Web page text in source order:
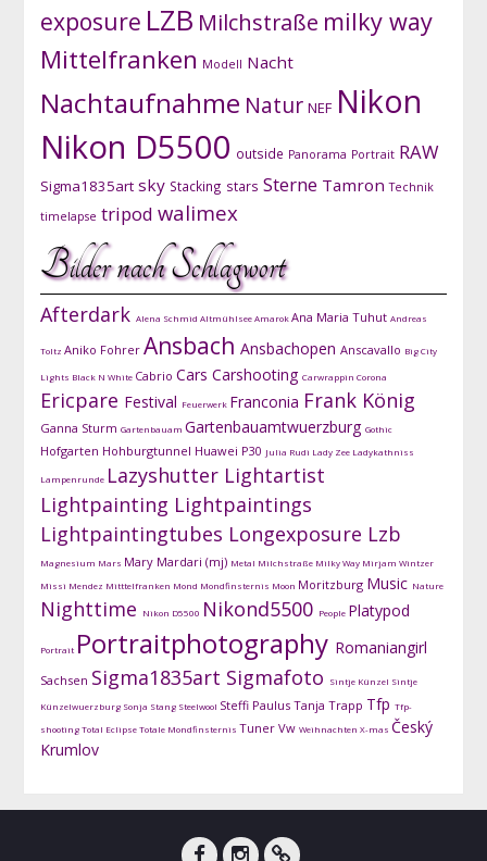
exposure LZB Milchstraße milky way
Mittelfranken Modell Nacht
Nachtaufnahme Natur NEF Nikon
Nikon D5500 outside Panorama Portrait RAW
Sigma1835art sky Stacking stars Sterne Tamron Technik
timelapse tripod walimex
Bilder nach Schlagwort
Afterdark Alena Schmid AltmühlseeAmarokAna Maria Tuhut Andreas
Toltz Aniko Fohrer Ansbach Ansbachopen Anscavallo Big City
Lights Black N White Cabrio Cars Carshooting Carwrappin Corona
Ericpare Festival Feuerwerk Franconia Frank König
Ganna Sturm Gartenbauam Gartenbauamtwuerzburg Gothic
Hofgarten Hohburgtunnel Huawei P30 Julia Rudi Lady Zee Ladykathniss
Lampenrunde Lazyshutter Lightartist
Lightpainting Lightpaintings
Lightpaintingtubes Longexposure Lzb
Magnesium Mars Mary Mardari (mj) Metal Milchstraße Milky Way Mirjam Wintzer
Missi Mendez Mitttelfranken Mond Mondfinsternis Moon Moritzburg Music Nature
Nighttime Nikon D5500 Nikond5500 People Platypod
Portrait Portraitphotography Romaniangirl
Sachsen Sigma1835art Sigmafoto Sintje Künzel Sintje
Künzelwuerzburg Sonja Stang Steelwool Steffi Paulus Tanja Trapp Tfp Tfp-
shootingTotal EclipseTotale Mondfinsternis Tuner Vw Weihnachten X-mas Český
Krumlov